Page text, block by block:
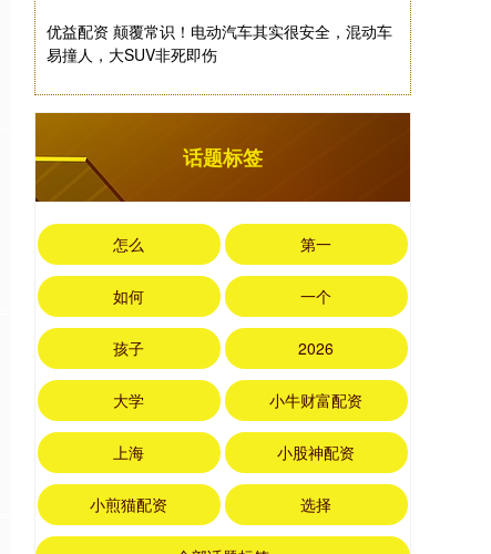
优益配资 颠覆常识！电动汽车其实很安全，混动车
易撞人，大SUV非死即伤
话题标签
怎么 第一
如何 一个
孩子 2026
大学 小牛财富配资
上海 小股神配资
小煎猫配资 选择